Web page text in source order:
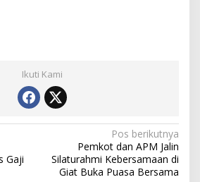
Ikuti Kami
Gaji
Pos berikutnya
Pemkot dan APM Jalin
Silaturahmi Kebersamaan di
Giat Buka Puasa Bersama